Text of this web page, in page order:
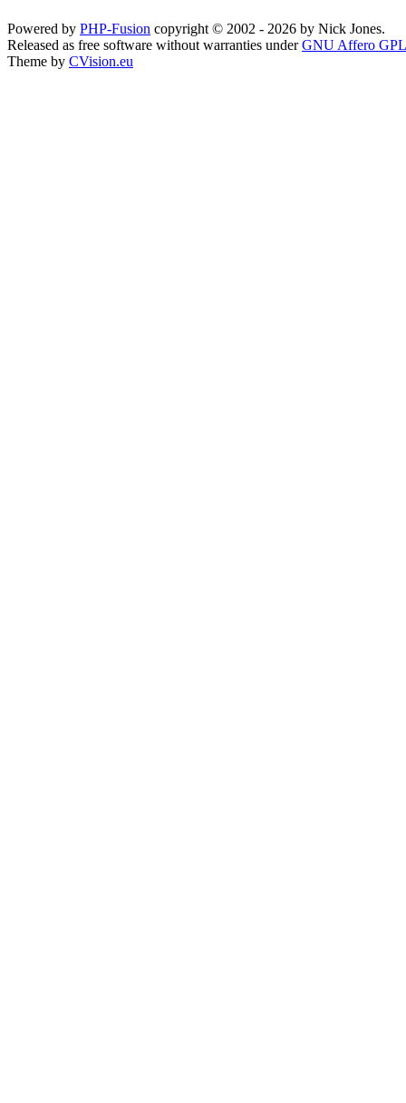
Powered by PHP-Fusion copyright © 2002 - 2026 by Nick Jones.
Released as free software without warranties underGNU Affero GPL
Theme by CVision.eu